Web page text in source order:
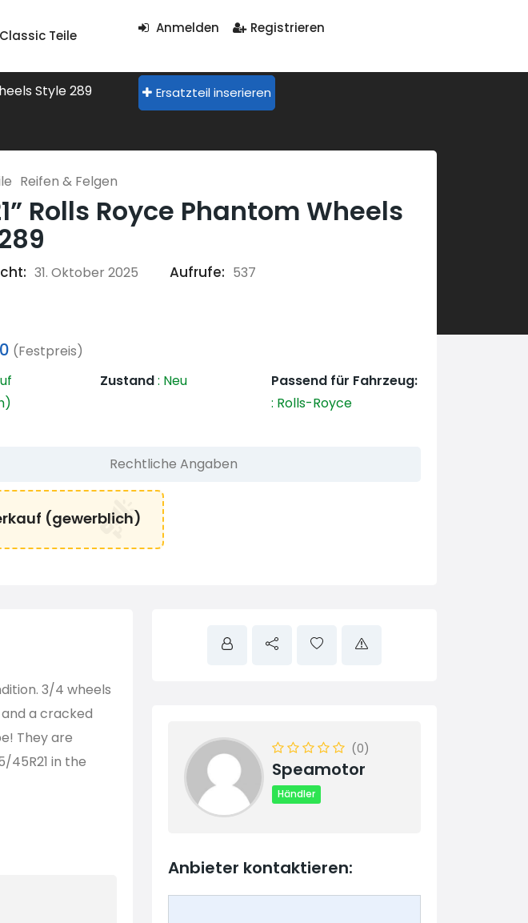
Teile Anmelden Registrieren
Ersatzteil inserieren
Style 289
Reifen & Felgen
Rolls Royce Phantom Wheels
31. Oktober 2025 Aufrufe: 537
(Festpreis)
Zustand: Neu
Passend für Fahrzeug:
: Rolls-Royce
Rechtliche Angaben
(gewerblich)
3/4 wheels
a cracked
They are
45R21 in the
(0)
Speamotor
Händler
Anbieter kontaktieren: